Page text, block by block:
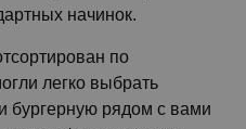
начинок.
по
легко выбрать
бургерную рядом с вами